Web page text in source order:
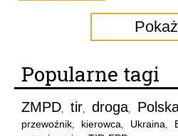
Pokaż
Popularne tagi
ZMPD, tir, droga,
przewoźnik, kierowca, Ukraina,